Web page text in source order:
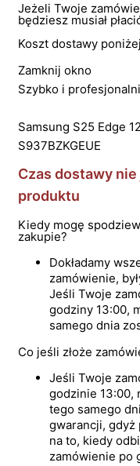
Jeżeli Twoje
będziesz musiał
Koszt dostawy
Zamknij okno
Szybko i
Samsung S25 Edge
S937BZKGEUE
Czas dostawy
produktu
Kiedy mogę
zakupie?
Dokładamy
zamówienie,
Jeśli Twoje
godziny 13:00,
samego dnia
Co jeśli złoże
Jeśli Twoje
godzinie 13:00,
tego samego
gwarancji, gdyż
na to, kiedy
zamówienie po